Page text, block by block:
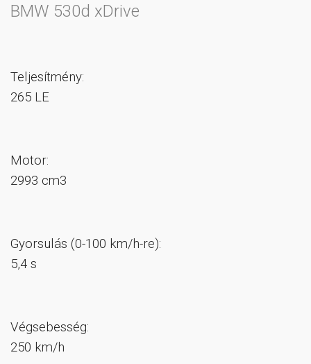
BMW 530d xDrive
Teljesítmény:
265 LE
Motor:
2993 cm3
Gyorsulás (0-100 km/h-re):
5,4 s
Végsebesség:
250 km/h